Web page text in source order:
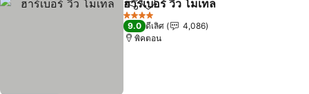
แชร์ เพิ่มในรายการโปรด
ฮาร์เบอร์ วิว โมเทล
4 ดาว
9.0 ดีเลิศ
4,086
พิคตอน